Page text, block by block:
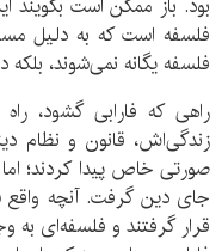
فلسفه است که به دلیل
فلسفه یگانه نمی‌شوند، بلکه
راهی که فارابی گشود،
زندگی‌اش، قانون و نظام
صورتی خاص پیدا کردند؛
جای دین گرفت. آنچه واقع
قرار گرفتند و فلسفه‌ای به